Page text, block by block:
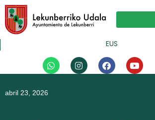
contenido
EUS
W
h
I
n
F
a
Y
o
abril 23, 2026